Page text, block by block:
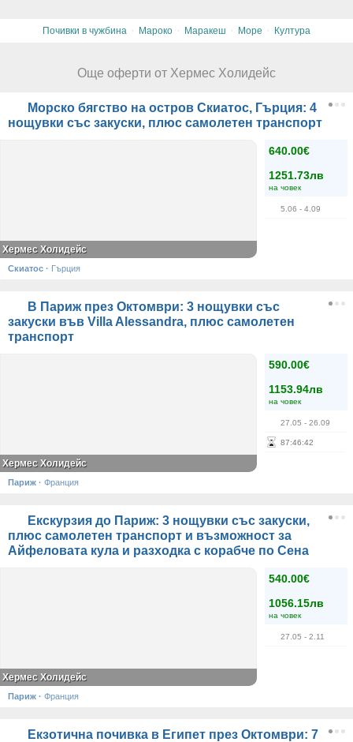
Почивки в чужбина · Мароко · Маракеш · Море · Култура
Още оферти от Хермес Холидейс
Морско бягство на остров Скиатос, Гърция: 4
нощувки със закуски, плюс самолетен транспорт
640.00€
1251.73лв
на човек
5.06 - 4.09
Хермес Холидейс
Скиатос · Гърция
В Париж през Октомври: 3 нощувки със
закуски във Villa Alessandra, плюс самолетен
транспорт
590.00€
1153.94лв
на човек
27.05 - 26.09
87:46:41
Хермес Холидейс
Париж · Франция
Екскурзия до Париж: 3 нощувки със закуски,
плюс самолетен транспорт и възможност за
Айфеловата кула и разходка с корабче по Сена
540.00€
1056.15лв
на човек
27.05 - 2.11
Хермес Холидейс
Париж · Франция
Екзотична почивка в Египет през Октомври: 7